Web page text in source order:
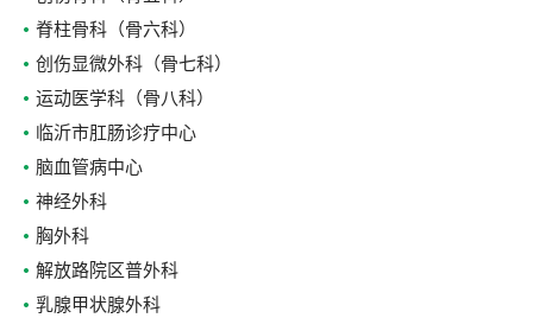
脊柱骨科（骨六科）
创伤显微外科（骨七科）
运动医学科（骨八科）
临沂市肛肠诊疗中心
脑血管病中心
神经外科
胸外科
解放路院区普外科
乳腺甲状腺外科